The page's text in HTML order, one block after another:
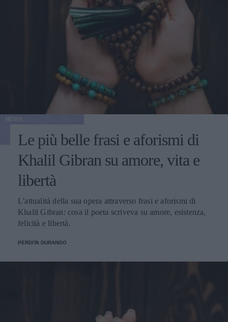
Le più belle frasi e aforismi di
Khalil Gibran su amore, vita e
libertà
L'attualità della sua opera attraverso frasi e aforismi di
Khalil Gibran: cosa il poeta scriveva su amore, esistenza,
felicità e libertà.
PERDITA DURANGO